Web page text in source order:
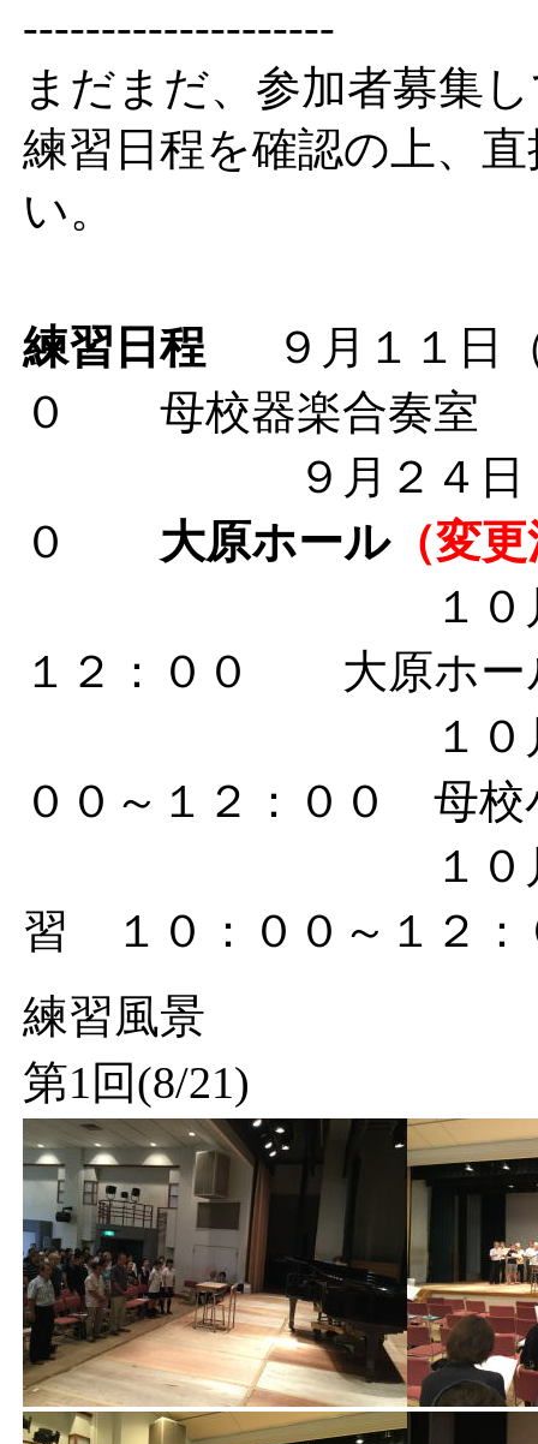
--------------------
まだまだ、参加者募集
練習日程を確認の上、
い。
練習日程 ９ 月１１日
０ 母校器楽合奏室
９ 月２４
０ 大原ホール（変
１０
１２：００ 大原ホー
１
００～１２：００ 母校
１
習 １０：００～１２
練習風景
第1回(8/21)